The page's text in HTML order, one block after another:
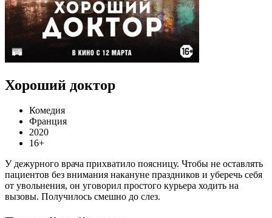
Хороший доктор
Комедия
Франция
2020
16+
У дежурного врача прихватило поясницу. Чтобы не оставлять
пациентов без внимания накануне праздников и уберечь себя
от увольнения, он уговорил простого курьера ходить на
вызовы. Получилось смешно до слез.